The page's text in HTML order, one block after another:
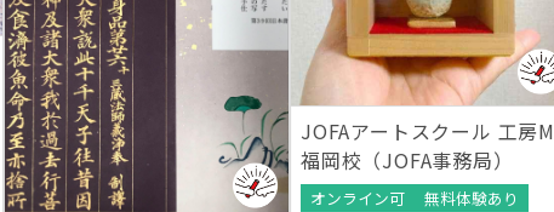
JOFAアートスクール 工房M
福岡校（JOFA事務局）
オンライン可
無料体験あり